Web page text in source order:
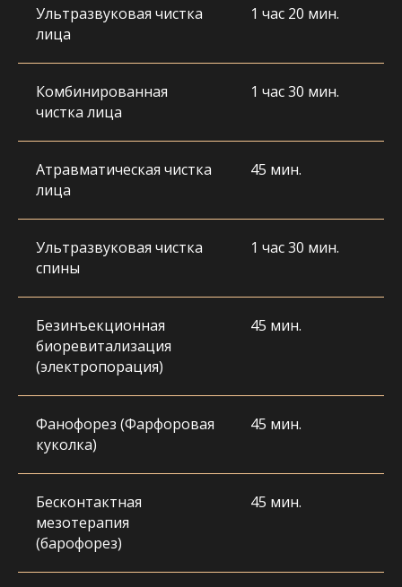
Ультразвуковая чистка
лица
1 час 20 мин.
Комбинированная
чистка лица
1 час 30 мин.
Атравматическая чистка
лица
45 мин.
Ультразвуковая чистка
спины
1 час 30 мин.
Безинъекционная
биоревитализация
(электропорация)
45 мин.
Фанофорез (Фарфоровая
куколка)
45 мин.
Бесконтактная
мезотерапия
(барофорез)
45 мин.
НАША ЗАБОТА